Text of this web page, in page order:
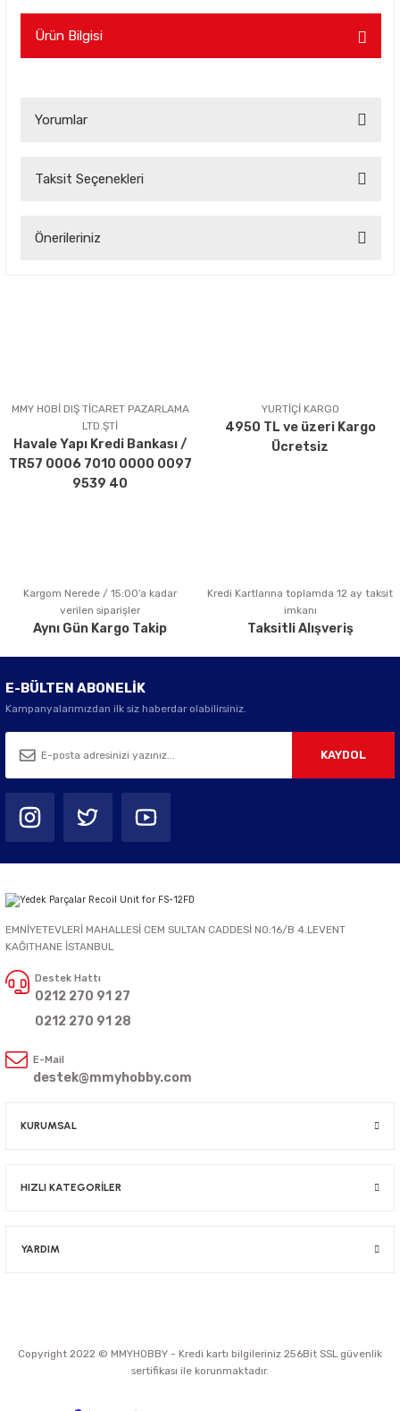
Ürün Bilgisi
Yorumlar
Taksit Seçenekleri
Önerileriniz
Ürün açıklamasında eksik bilgiler bulunuyor.
Ürün bilgilerinde hatalar bulunuyor.
Ürün fiyatı diğer sitelerden daha pahalı.
Bu ürüne benzer farklı alternatifler olmalı.
Gönder
MMY HOBİ DIŞ TİCARET PAZARLAMA
LTD.ŞTİ
Havale Yapı Kredi Bankası /
TR57 0006 7010 0000 0097
9539 40
YURTİÇİ KARGO
4950 TL ve üzeri Kargo
Ücretsiz
Kargom Nerede / 15:00’a kadar
verilen siparişler
Aynı Gün Kargo Takip
Kredi Kartlarına toplamda 12 ay taksit
imkanı
Taksitli Alışveriş
E-BÜLTEN ABONELİK
Kampanyalarımızdan ilk siz haberdar olabilirsiniz.
KAYDOL
EMNİYETEVLERİ MAHALLESİ CEM SULTAN CADDESİ NO:16/B 4.LEVENT
KAĞITHANE İSTANBUL
Destek Hattı
0212 270 91 27
0212 270 91 28
E-Mail
destek@mmyhobby.com
KURUMSAL
HIZLI KATEGORİLER
YARDIM
Copyright 2022 © MMYHOBBY - Kredi kartı bilgileriniz 256Bit SSL güvenlik
sertifikası ile korunmaktadır.